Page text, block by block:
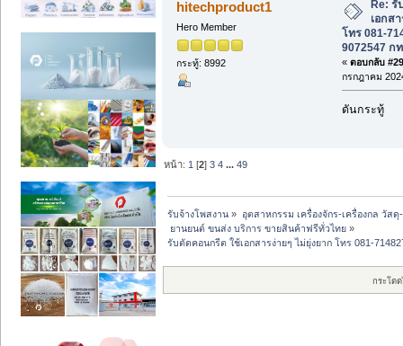
hitechproduct1
Hero Member
กระทู้: 8992
Re:
เอกส
โทร 081-
9072547
« ตอบกลับ
กรกฎาคม
ดันกระทู้
หน้า: 1 [2]3 4 ...49
รับจ้างโพสงาน » อุตสาหกรรม เครื่องจักร-เครื่องกล วัส
ยานยนต์ ขนส่ง บริการ ขายสินค้าฟรีทั่วไทย »
รับตัดคอนกรีต ใช้เอกสารง่ายๆ ไม่ยุ่งยาก โทร 081-
กระโด